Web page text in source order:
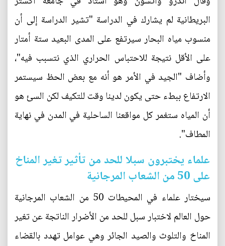
البريطانية لم يشارك في الدراسة "تشير الدراسة إلى أن
منسوب مياه البحار سيرتفع على المدى البعيد ستة أمتار
على الأقل نتيجة للاحتباس الحراري الذي نتسبب فيه"،
وأضاف "الجيد في الأمر هو أنه مع بعض الحظ سيستمر
الارتفاع ببطء حتى يكون لدينا وقت للتكيف لكن السئ هو
أن المياه ستغمر كل مواقعنا الساحلية في المدن في نهاية
المطاف".
علماء يختبرون سبلا للحد من تأثير تغير المناخ
على 50 من الشعاب المرجانية
سيختار علماء في المحيطات 50 من الشعاب المرجانية
حول العالم لاختبار سبل للحد من الأضرار الناتجة عن تغير
المناخ والتلوث والصيد الجائر وهي عوامل تهدد بالقضاء